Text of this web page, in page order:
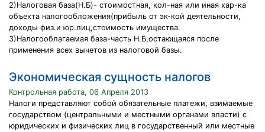
2)Налоговая база(Н.Б)- стоимостная, кол-ная или иная хар-ка
объекта налогообложения(прибыль от эк-кой деятельности,
доходы физ.и юр.лиц,стоимость имущества.
3)Налогооблагаемая база-часть Н.Б,остающаяся после
применения всех вычетов из налоговой базы.
Экономическая сущность налогов
Контрольная работа, 06 Апреля 2013
Налоги представляют собой обязательные платежи, взимаемые
государством (центральными и местными органами власти) с
юридических и физических лиц в государственный или местные